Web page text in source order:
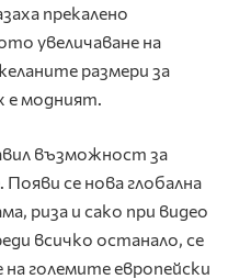
прекалено
увеличаване на
размери за
е модният.
възможност за
Появи се нова глобална
риза и сако при видео
всичко останало, се
големите европейски